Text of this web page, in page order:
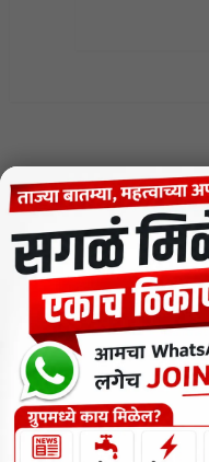
MENU
CODE OF ETHICS FOR
Contact Us
Privacy Policy
Short News
ThemeNcode PDF